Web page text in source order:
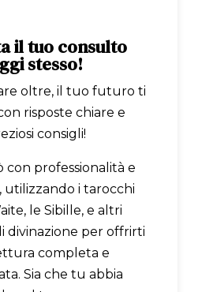
il tuo consulto
stesso!
oltre, il tuo futuro ti
risposte chiare e
consigli!
con professionalità e
utilizzando i tarocchi
le Sibille, e altri
divinazione per offrirti
completa e
Sia che tu abbia